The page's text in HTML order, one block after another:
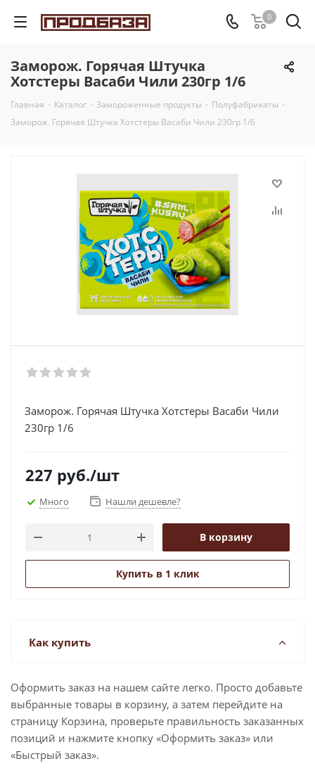
0
Заморож. Горячая Штучка
Хотстеры Васаби Чили 230гр 1/6
Главная - Каталог - Замороженные продукты - Полуфабрикаты -
Заморож. Горячая Штучка Хотстеры Васаби Чили 230гр 1/6
Заморож. Горячая Штучка Хотстеры Васаби Чили
230гр 1/6
227 руб./шт
Много Нашли дешевле?
В корзину
Купить в 1 клик
Как купить
Оформить заказ на нашем сайте легко. Просто добавьте
выбранные товары в корзину, а затем перейдите на
страницу Корзина, проверьте правильность заказанных
позиций и нажмите кнопку «Оформить заказ» или
«Быстрый заказ».